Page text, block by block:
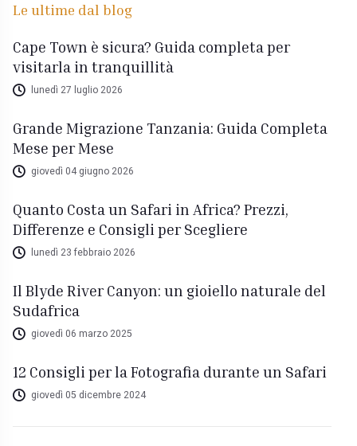
Le ultime dal blog
Cape Town è sicura? Guida completa per
visitarla in tranquillità
lunedì 27 luglio 2026
Grande Migrazione Tanzania: Guida Completa
Mese per Mese
giovedì 04 giugno 2026
Quanto Costa un Safari in Africa? Prezzi,
Differenze e Consigli per Scegliere
lunedì 23 febbraio 2026
Il Blyde River Canyon: un gioiello naturale del
Sudafrica
giovedì 06 marzo 2025
12 Consigli per la Fotografia durante un Safari
giovedì 05 dicembre 2024